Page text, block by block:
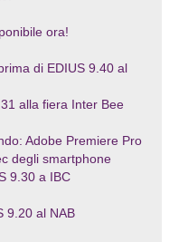
ora!
di EDIUS 9.40 al
alla fiera Inter Bee
Adobe Premiere Pro
degli smartphone
9.30 a IBC
9.20 al NAB